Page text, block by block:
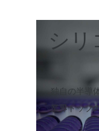
シリ
独自の半導
業界トップ